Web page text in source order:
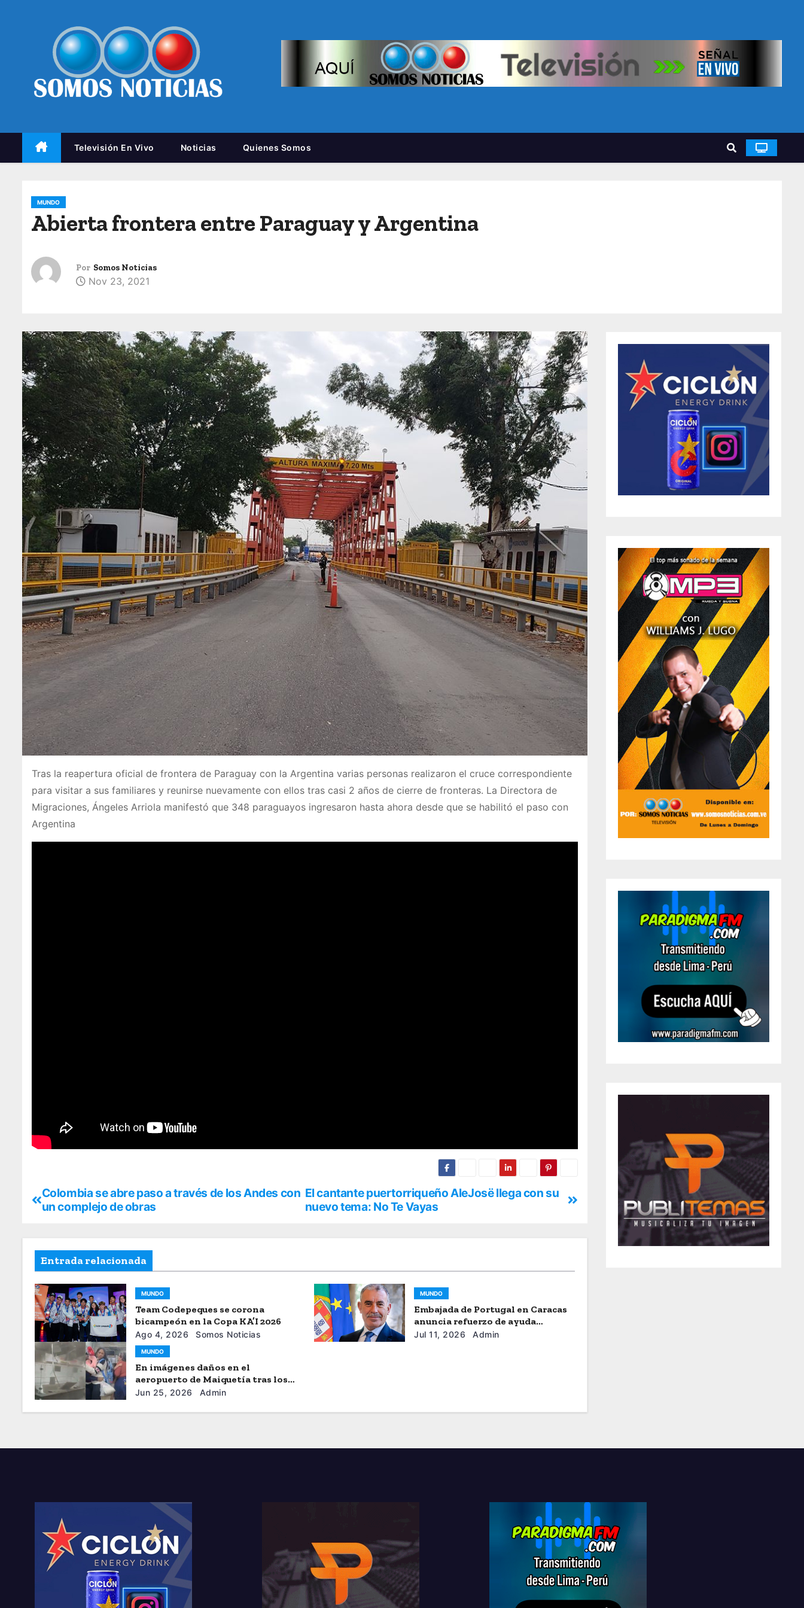
Televisión En Vivo Noticias Quienes Somos
MUNDO
Abierta frontera entre Paraguay y Argentina
Por Somos Noticias
Nov 23, 2021
Tras la reapertura oficial de frontera de Paraguay con la Argentina varias personas realizaron el cruce correspondiente
para visitar a sus familiares y reunirse nuevamente con ellos tras casi 2 años de cierre de fronteras. La Directora de
Migraciones, Ángeles Arriola manifestó que 348 paraguayos ingresaron hasta ahora desde que se habilitó el paso con
Argentina
El cantante puertorriqueño AleJosë llega con su
nuevo tema: No Te Vayas
Colombia se abre paso a través de los Andes con
un complejo de obras
Entrada relacionada
MUNDO
Team Codepeques se corona
bicampeón en la Copa KA’I 2026
Ago 4, 2026 Somos Noticias
MUNDO
Embajada de Portugal en Caracas
anuncia refuerzo de ayuda
humanitaria
Jul 11, 2026 Admin
MUNDO
En imágenes daños en el
aeropuerto de Maiquetía tras los
sismos
Jun 25, 2026 Admin